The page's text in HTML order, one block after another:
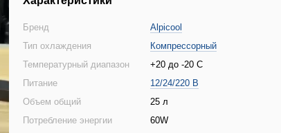
Бренд
Alpicool
Тип охлаждения
Компрессорный
Температурный диапазон
+20 до -20 С
Питание
12/24/220 В
Объем общий
25 л
Потребление энергии
60W